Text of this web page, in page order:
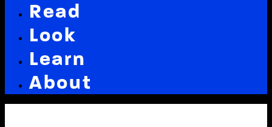
Read
Look
Learn
About